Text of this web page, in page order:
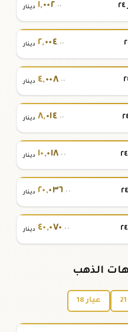
١,٠٠٢.٠٠ دينار
٢,٠٠٤.٠٠ دينار
٤,٠٠٨.٠٠ دينار
٨,٠١٤.٠٠ دينار
١٠,٠١٨.٠٠ دينار
٢٠,٠٣٦.٠٠ دينار
٤٠,٠٧٠ .٠٠ دينار
الذهب
عيار 18